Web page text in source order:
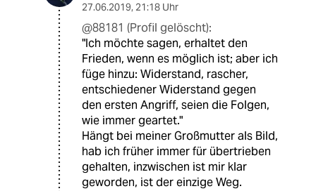
27.06.2019, 21:18 Uhr
@88181 (Profil gelöscht):
"Ich möchte sagen, erhaltet den
Frieden, wenn es möglich ist; aber ich
füge hinzu: Widerstand, rascher,
entschiedener Widerstand gegen
den ersten Angriff, seien die Folgen,
wie immer geartet."
Hängt bei meiner Großmutter als Bild,
hab ich früher immer für übertrieben
gehalten, inzwischen ist mir klar
geworden, ist der einzige Weg.